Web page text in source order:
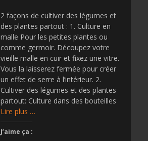
2 façons de cultiver des légumes et
des plantes partout : 1. Culture en
malle Pour les petites plantes ou
comme germoir. Découpez votre
vieille malle en cuir et fixez une vitre.
Vous la laisserez fermée pour créer
un effet de serre à l’intérieur. 2.
Cultiver des légumes et des plantes
partout: Culture dans des bouteilles
Lire plus …
J’aime ça :